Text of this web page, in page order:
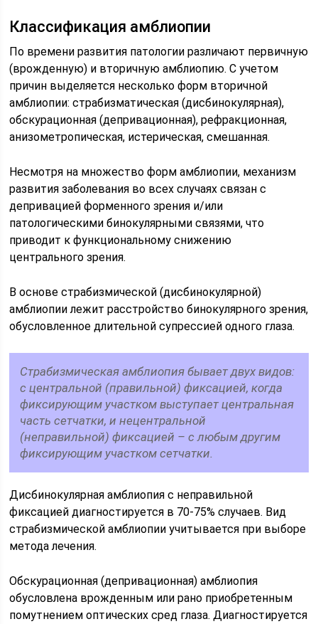
Классификация амблиопии
По времени развития патологии различают первичную
(врожденную) и вторичную амблиопию. С учетом
причин выделяется несколько форм вторичной
амблиопии: страбизматическая (дисбинокулярная),
обскурационная (депривационная), рефракционная,
анизометропическая, истерическая, смешанная.
Несмотря на множество форм амблиопии, механизм
развития заболевания во всех случаях связан с
депривацией форменного зрения и/или
патологическими бинокулярными связями, что
приводит к функциональному снижению
центрального зрения.
В основе страбизмической (дисбинокулярной)
амблиопии лежит расстройство бинокулярного зрения,
обусловленное длительной супрессией одного глаза.
Страбизмическая амблиопия бывает двух видов:
с центральной (правильной) фиксацией, когда
фиксирующим участком выступает центральная
часть сетчатки, и нецентральной
(неправильной) фиксацией – с любым другим
фиксирующим участком сетчатки.
Дисбинокулярная амблиопия с неправильной
фиксацией диагностируется в 70-75% случаев. Вид
страбизмической амблиопии учитывается при выборе
метода лечения.
Обскурационная (депривационная) амблиопия
обусловлена врожденным или рано приобретенным
помутнением оптических сред глаза. Диагностируется